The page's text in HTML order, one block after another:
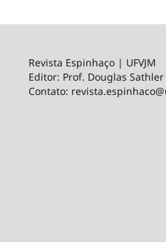
Revista Espinhaço |
Editor: Prof. Douglas
Contato: